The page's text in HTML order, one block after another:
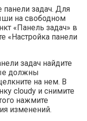
задач. Для
на свободном
«Панель задач» в
«Настройка панели
задач найдите
должны
на нем. В
cloudy и снимите
нажмите
изменений.